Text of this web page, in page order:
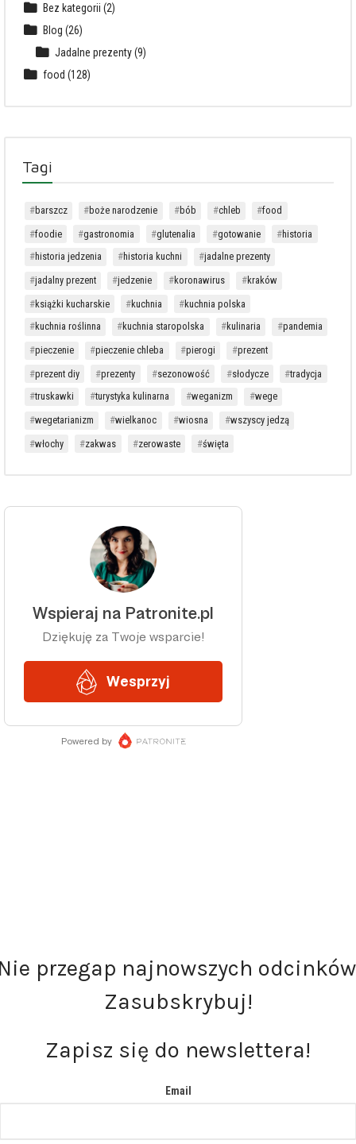
Bez kategorii (2)
Blog (26)
Jadalne prezenty(9)
food (128)
Tagi
barszcz boże narodzenie bób chleb
food
foodie
gastronomia glutenalia gotowanie
historia
historia jedzenia
historia kuchni
jadalne prezenty
jadalny prezent
jedzenie koronawirus
kraków
książki kucharskie
kuchnia
kuchnia polska
kuchnia roślinna
kuchnia staropolska kulinaria
pandemia
pieczenie
pieczenie chleba pierogi
prezent
prezent diy
prezenty sezonowość słodycze
tradycja
truskawki
turystyka kulinarna weganizm
wege
wegetarianizm
wielkanoc wiosna
wszyscy jedzą
włochy
zakwas zerowaste święta
przegap najnowszych
Zasubskrybuj!
Zapisz się do newslettera!
Email